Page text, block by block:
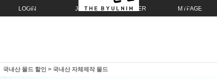
LOGIN JOIN ORDER MYPAGE
국내산 몰드 할인 > 국내산 자체제작 몰드